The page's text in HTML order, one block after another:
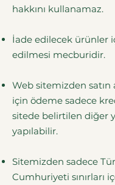
hakkını kullanamaz.
İade edilecek ürünler
edilmesi mecburidir.
Web sitemizden satın
için ödeme sadece
sitede belirtilen diğer
yapılabilir.
Sitemizden sadece
Cumhuriyeti sınırları